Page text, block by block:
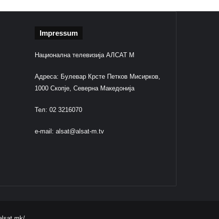
Impressum
Национална телевизија АЛСАТ М
Адреса: Булевар Крсте Петков Мисирков,
1000 Скопје, Северна Македонија
Тел: 02 3216070
e-mail: alsat@alsat-m.tv